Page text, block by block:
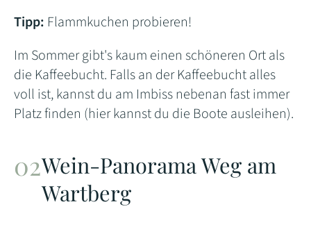
Tipp: Flammkuchen probieren!
Im Sommer gibt's kaum einen schöneren Ort als
die Kaffeebucht. Falls an der Kaffeebucht alles
voll ist, kannst du am Imbiss nebenan fast immer
Platz finden (hier kannst du die Boote ausleihen).
Wein-Panorama Weg am
Wartberg